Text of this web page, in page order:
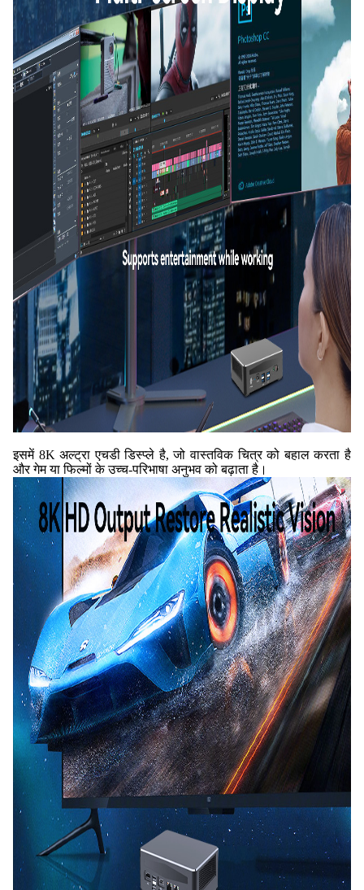
इसमें 8K अल्ट्रा एचडी डिस्प्ले है, जो वास्तविक चित्र को बहाल करता है
और गेम या फिल्मों के उच्च-परिभाषा अनुभव को बढ़ाता है।